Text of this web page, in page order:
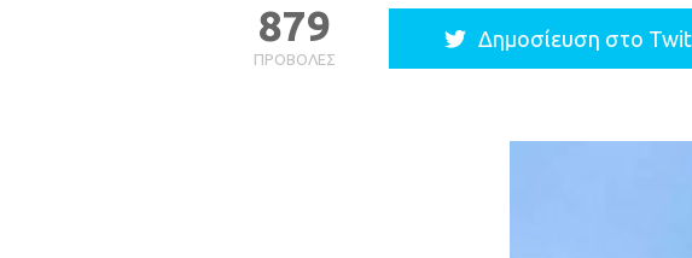
ΠΡΟΒΟΛΈΣ
879 Δημοσίευση στο